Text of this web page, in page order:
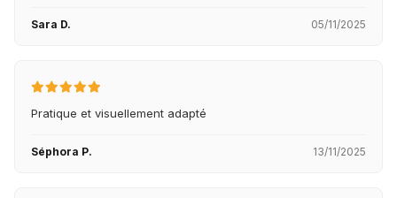
Sara D. 05/11/2025
Pratique et visuellement adapté
Séphora P. 13/11/2025